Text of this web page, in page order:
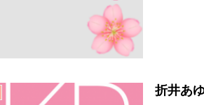
折井あ